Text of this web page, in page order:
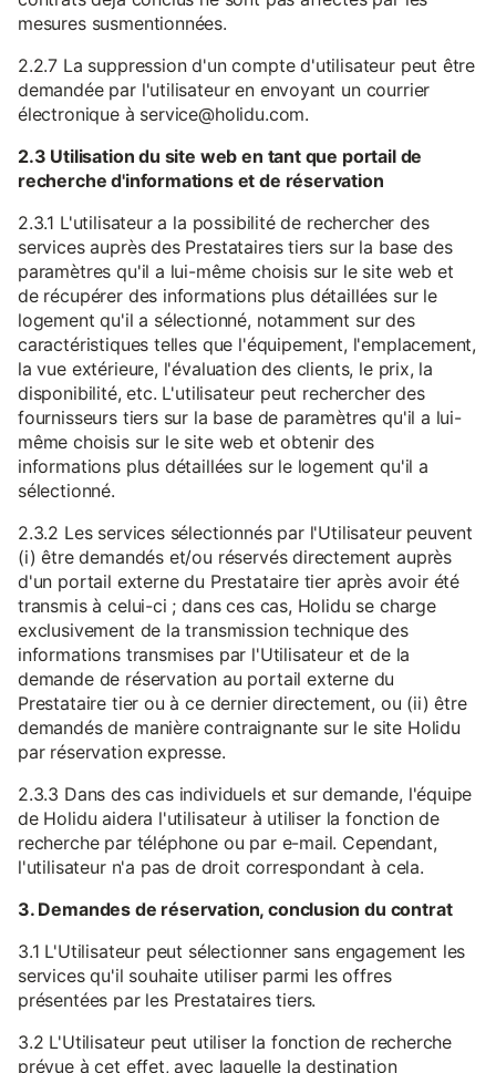
mesures susmentionnées.
2.2.7 La suppression d'un compte d'utilisateur peut être
demandée par l'utilisateur en envoyant un courrier
électronique à service@holidu.com.
2.3 Utilisation du site web en tant que portail de
recherche d'informations et de réservation
2.3.1 L'utilisateur a la possibilité de rechercher des
services auprès des Prestataires tiers sur la base des
paramètres qu'il a lui-même choisis sur le site web et
de récupérer des informations plus détaillées sur le
logement qu'il a sélectionné, notamment sur des
caractéristiques telles que l'équipement, l'emplacement,
la vue extérieure, l'évaluation des clients, le prix, la
disponibilité, etc. L'utilisateur peut rechercher des
fournisseurs tiers sur la base de paramètres qu'il a lui-
même choisis sur le site web et obtenir des
informations plus détaillées sur le logement qu'il a
sélectionné.
2.3.2 Les services sélectionnés par l'Utilisateur peuvent
(i) être demandés et/ou réservés directement auprès
d'un portail externe du Prestataire tier après avoir été
transmis à celui-ci ; dans ces cas, Holidu se charge
exclusivement de la transmission technique des
informations transmises par l'Utilisateur et de la
demande de réservation au portail externe du
Prestataire tier ou à ce dernier directement, ou (ii) être
demandés de manière contraignante sur le site Holidu
par réservation expresse.
2.3.3 Dans des cas individuels et sur demande, l'équipe
de Holidu aidera l'utilisateur à utiliser la fonction de
recherche par téléphone ou par e-mail. Cependant,
l'utilisateur n'a pas de droit correspondant à cela.
3. Demandes de réservation, conclusion du contrat
3.1 L'Utilisateur peut sélectionner sans engagement les
services qu'il souhaite utiliser parmi les offres
présentées par les Prestataires tiers.
3.2 L'Utilisateur peut utiliser la fonction de recherche
prévue à cet effet, avec laquelle la destination